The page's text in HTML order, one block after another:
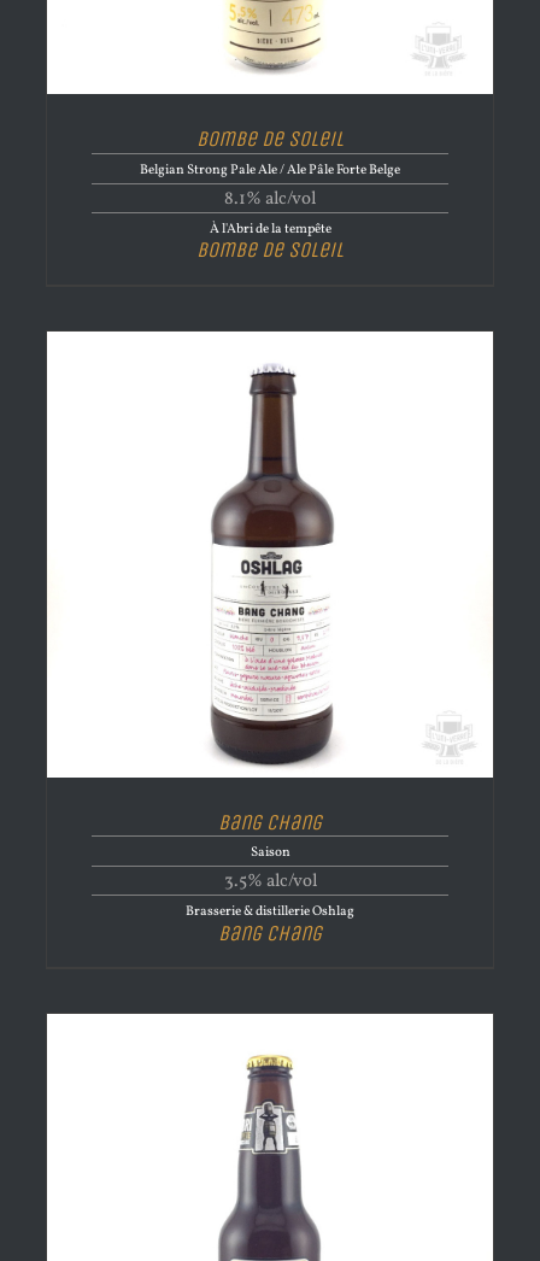
Bombe de Soleil
Belgian Strong Pale Ale / Ale Pâle Forte Belge
8.1% alc/vol
À l'Abri de la tempête
Bombe de Soleil
Bang Chang
Saison
3.5% alc/vol
Brasserie & distillerie Oshlag
Bang Chang